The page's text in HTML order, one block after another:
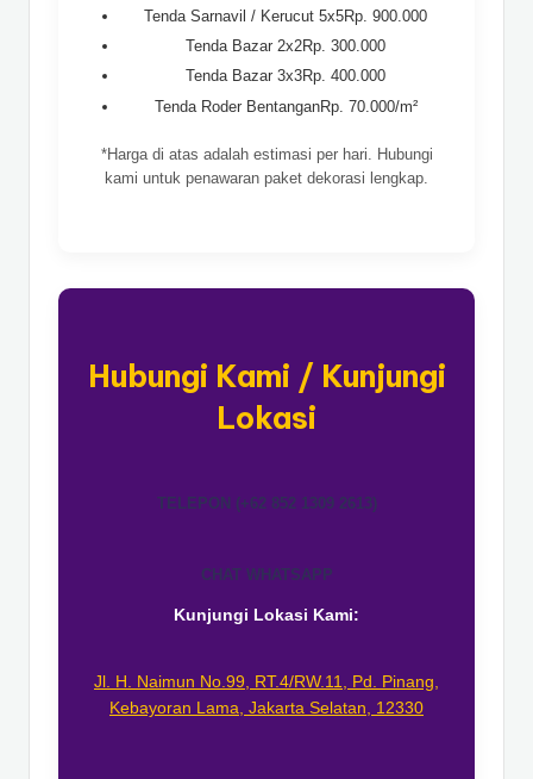
Tenda Sarnavil / Kerucut 5x5Rp. 900.000
Tenda Bazar 2x2Rp. 300.000
Tenda Bazar 3x3Rp. 400.000
Tenda Roder BentanganRp. 70.000/m²
*Harga di atas adalah estimasi per hari. Hubungi
kami untuk penawaran paket dekorasi lengkap.
Hubungi Kami / Kunjungi
Lokasi
TELEPON (+62 852 1309 2613)
CHAT WHATSAPP
Kunjungi Lokasi Kami:
Jl. H. Naimun No.99, RT.4/RW.11, Pd. Pinang,
Kebayoran Lama, Jakarta Selatan, 12330